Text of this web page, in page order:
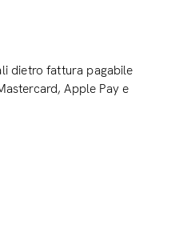
dietro fattura pagabile
Apple Pay e